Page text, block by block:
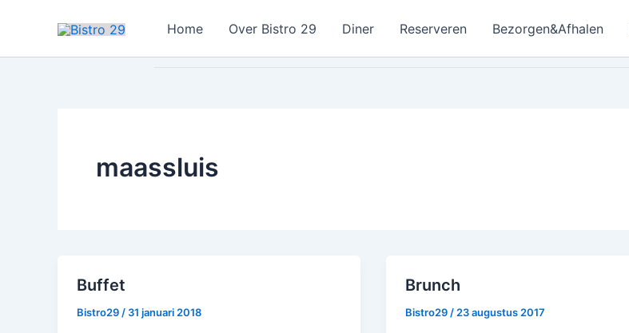
Home Over Bistro 29 Diner Reserveren Bezorgen&Afhalen
maassluis
Buffet
Bistro29 / 31 januari 2018
Brunch
Bistro29 / 23 augustus 2017